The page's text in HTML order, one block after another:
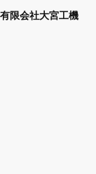
有限会社大宮工機